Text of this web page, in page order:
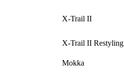
X-Trail II
X-Trail II Restyling
Mokka